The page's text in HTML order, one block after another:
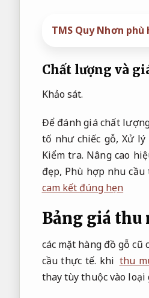
TMS Quy Nhơn
Chất lượng và
Khảo sát.
Để đánh giá chất
tố như chiếc gỗ, Xử lý
Kiểm tra. Nâng cao
đẹp, Phù hợp nhu cầu
cam kết đúng hẹn
Bảng giá thu
các mặt hàng đồ gỗ cũ
cầu thực tế. khi thu
thay tùy thuộc vào loại